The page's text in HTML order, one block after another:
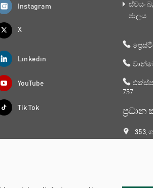
Instagram
X
Linkedin
YouTube
Tik Tok
ස්වයං
ජාලය
757
ප්‍රධාන
353,